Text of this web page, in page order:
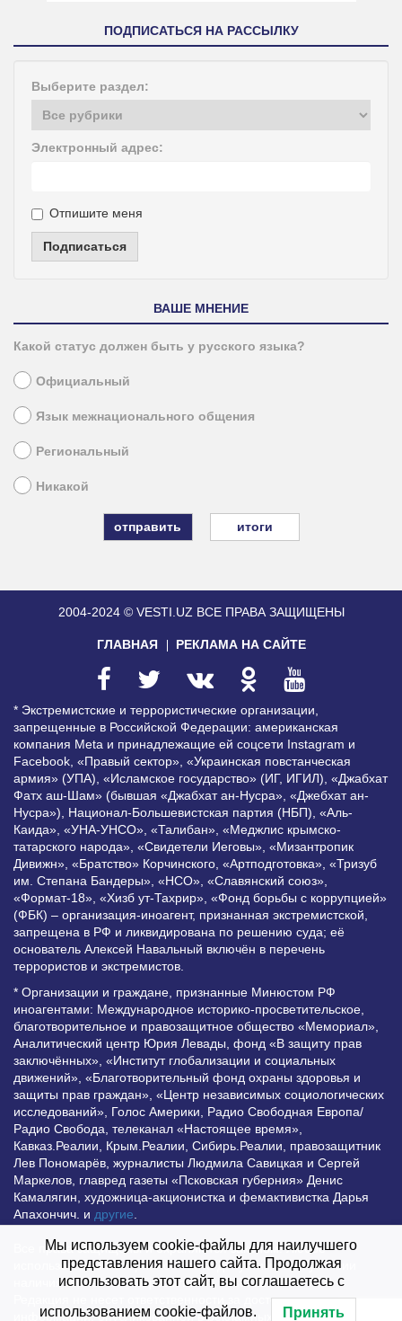
ПОДПИСАТЬСЯ НА РАССЫЛКУ
Выберите раздел:
Электронный адрес:
Отпишите меня
Подписаться
ВАШЕ МНЕНИЕ
Какой статус должен быть у русского языка?
Официальный
Язык межнационального общения
Региональный
Никакой
итоги
2004-2024 © VESTI.UZ ВСЕ ПРАВА ЗАЩИЩЕНЫ
ГЛАВНАЯ РЕКЛАМА НА САЙТЕ
* Экстремистские и террористические организации,
запрещенные в Российской Федерации: американская
компания Meta и принадлежащие ей соцсети Instagram и
Facebook, «Правый сектор», «Украинская повстанческая
армия» (УПА), «Исламское государство» (ИГ, ИГИЛ), «Джабхат
Фатх аш-Шам» (бывшая «Джабхат ан-Нусра», «Джебхат ан-
Нусра»), Национал-Большевистская партия (НБП), «Аль-
Каида», «УНА-УНСО», «Талибан», «Меджлис крымско-
татарского народа», «Свидетели Иеговы», «Мизантропик
Дивижн», «Братство» Корчинского, «Артподготовка», «Тризуб
им. Степана Бандеры», «НСО», «Славянский союз»,
«Формат-18», «Хизб ут-Тахрир», «Фонд борьбы с коррупцией»
(ФБК) – организация-иноагент, признанная экстремистской,
запрещена в РФ и ликвидирована по решению суда; её
основатель Алексей Навальный включён в перечень
террористов и экстремистов.
* Организации и граждане, признанные Минюстом РФ
иноагентами: Международное историко-просветительское,
благотворительное и правозащитное общество «Мемориал»,
Аналитический центр Юрия Левады, фонд «В защиту прав
заключённых», «Институт глобализации и социальных
движений», «Благотворительный фонд охраны здоровья и
защиты прав граждан», «Центр независимых социологических
исследований», Голос Америки, Радио Свободная Европа/
Радио Свобода, телеканал «Настоящее время»,
Кавказ.Реалии, Крым.Реалии, Сибирь.Реалии, правозащитник
Лев Пономарёв, журналисты Людмила Савицкая и Сергей
Маркелов, главред газеты «Псковская губерния» Денис
Камалягин, художница-акционистка и фемактивистка Дарья
Апахончич. и другие.
Все права защищены и охраняются законом. Любое
использование материалов сайта допустимо при условии
наличия активной гиперссылки на Vesti.UZ.
Редакция не несет ответственности за достоверность
информации, опубликованной в рекламных объявлениях.
Мы используем cookie-файлы для наилучшего
представления нашего сайта. Продолжая
использовать этот сайт, вы соглашаетесь с
использованием cookie-файлов. Принять